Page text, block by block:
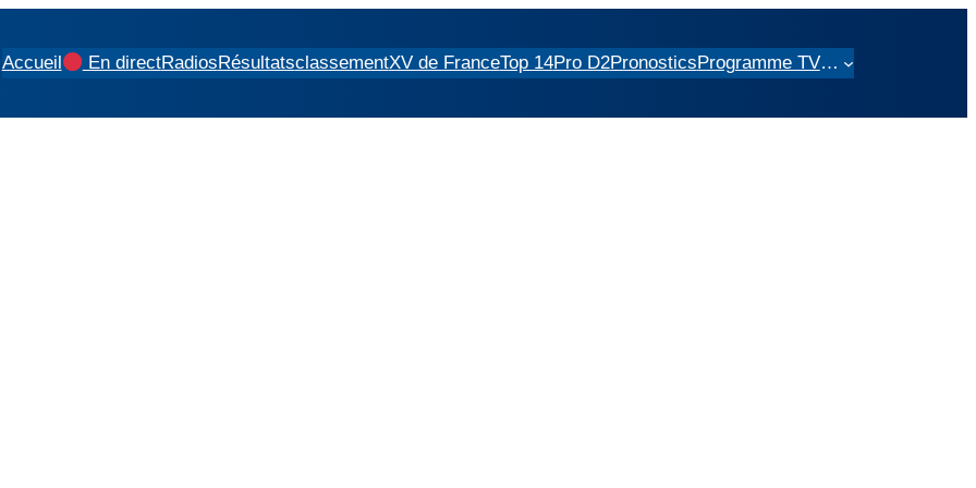
Accueil En directRadiosRésultatsclassementXV de FranceTop 14Pro D2PronosticsProgramme TV…